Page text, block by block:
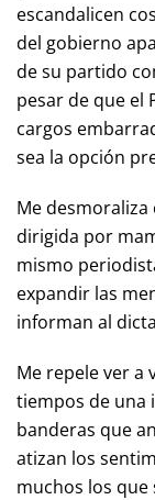
escandalicen
del gobierno
de su partido
pesar de que el
cargos
sea la opción
Me
dirigida por
mismo
expandir las
informan al
Me repele ver a
tiempos de una
banderas que
atizan los
muchos los que